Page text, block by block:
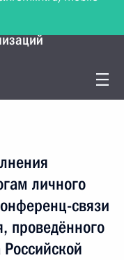
с
личного
связи
проведённого